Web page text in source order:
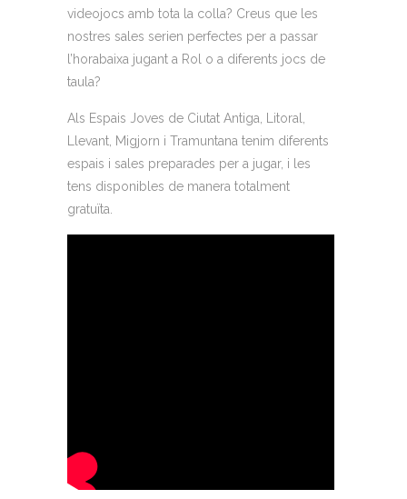
videojocs amb tota la colla? Creus que les
nostres sales serien perfectes per a passar
l’horabaixa jugant a Rol o a diferents jocs de
taula?
Als Espais Joves de Ciutat Antiga, Litoral,
Llevant, Migjorn i Tramuntana tenim diferents
espais i sales preparades per a jugar, i les
tens disponibles de manera totalment
gratuïta.